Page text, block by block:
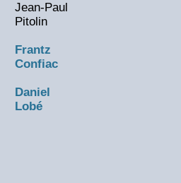
Jean-Paul
Pitolin
Frantz
Confiac
Daniel
Lobé